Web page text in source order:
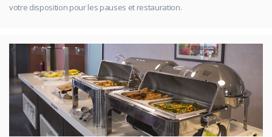
votre disposition pour les pauses et restauration.